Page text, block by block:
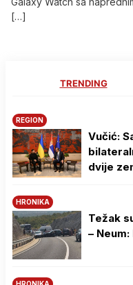
[…]
TRENDING
REGION
Vučić:
dvije
HRONIKA
Težak
–
HRONIKA